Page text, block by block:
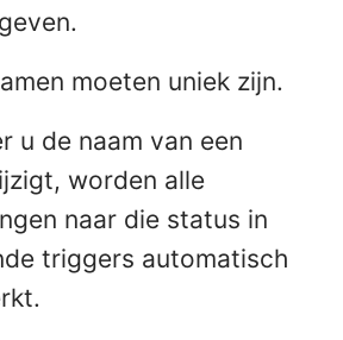
moeten uniek zijn.
u de naam van een
worden alle
naar die status in
triggers automatisch